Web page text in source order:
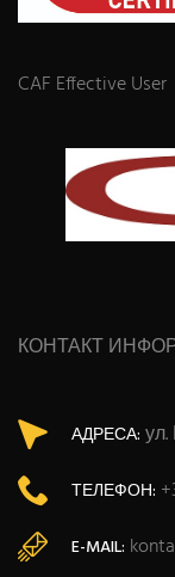
CAF Effective User
КОНТАКТ
АДРЕСА:
ТЕЛЕФОН:
E-MAIL: